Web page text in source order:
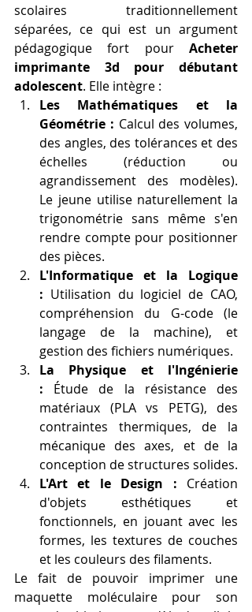
scolaires traditionnellement
séparées, ce qui est un argument
pédagogique fort pour Acheter
imprimante 3d pour débutant
adolescent. Elle intègre :
Les Mathématiques et la
Géométrie : Calcul des volumes,
des angles, des tolérances et des
échelles (réduction ou
agrandissement des modèles).
Le jeune utilise naturellement la
trigonométrie sans même s'en
rendre compte pour positionner
des pièces.
L'Informatique et la Logique
: Utilisation du logiciel de CAO,
compréhension du G-code (le
langage de la machine), et
gestion des fichiers numériques.
La Physique et l'Ingénierie
: Étude de la résistance des
matériaux (PLA vs PETG), des
contraintes thermiques, de la
mécanique des axes, et de la
conception de structures solides.
L'Art et le Design : Création
d'objets esthétiques et
fonctionnels, en jouant avec les
formes, les textures de couches
et les couleurs des filaments.
Le fait de pouvoir imprimer une
maquette moléculaire pour son